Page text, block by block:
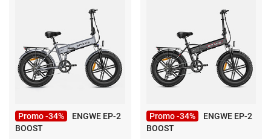
Promo -34%
ENGWE EP-2
BOOST
Promo -34%
ENGWE EP-2
BOOST